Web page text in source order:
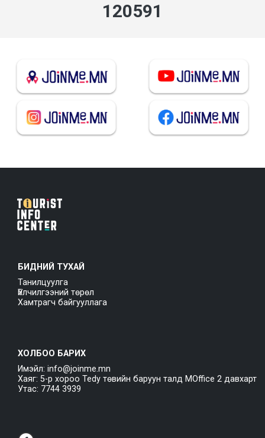
129868
БИДНИЙ ТУХАЙ
Танилцуулга
Үйлчилгээний төрөл
Хамтрагч байгууллага
ХОЛБОО БАРИХ
Имэйл: info@joinme.mn
Хаяг: 5-р хороо Tedy төвийн баруун талд MOffice 2 давхарт
Утас: 7744 3939